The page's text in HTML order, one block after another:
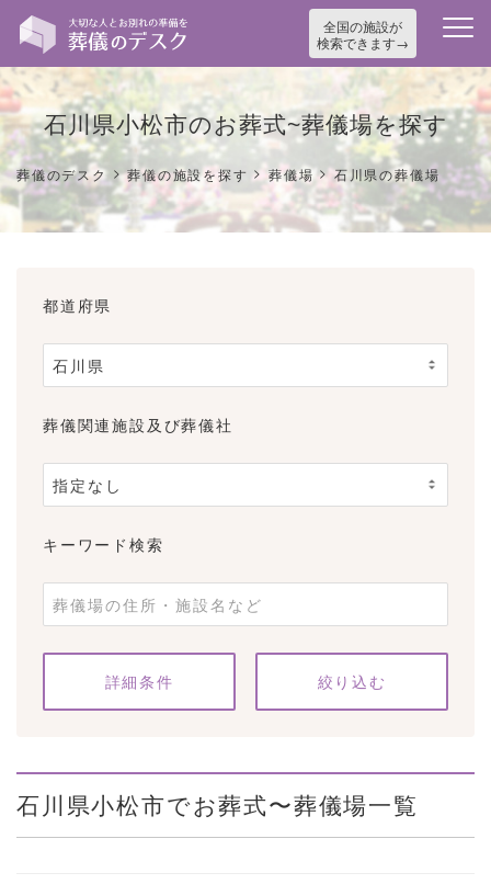
全国の施設が
検索できます
石川県小松市のお葬式~葬儀場を探す
葬儀のデスク >葬儀の施設を探す >葬儀場>石川県の葬儀場
都道府県
葬儀関連施設及び葬儀社
キーワード検索
条件をクリア
詳細条件
石川県小松市でお葬式〜葬儀場一覧